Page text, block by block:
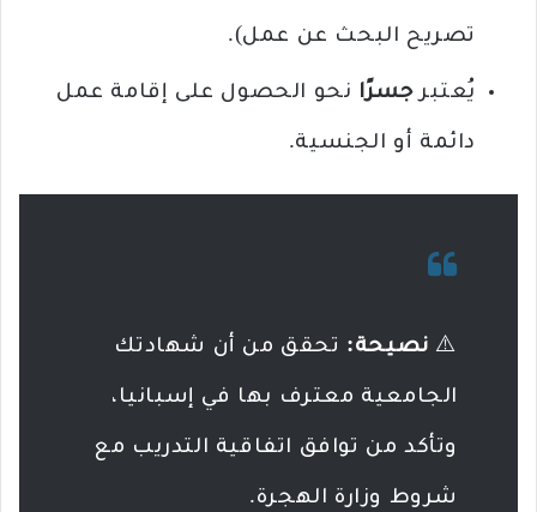
تصريح البحث عن عمل).
يُعتبرجسرًا نحو الحصول على إقامة عمل
دائمة أو الجنسية.
⚠️ نصيحة: تحقق من أن شهادتك
الجامعية معترف بها في إسبانيا،
وتأكد من توافق اتفاقية التدريب مع
شروط وزارة الهجرة.